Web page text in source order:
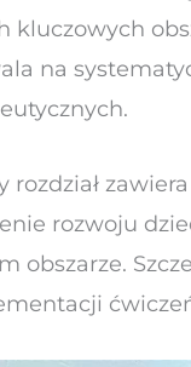
6-latki. W
kluczowych
na
rozdział
rozwoju
obszarze.